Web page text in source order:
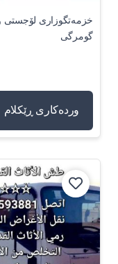
خزمەتگوزاری لۆجستی
گومرگی
وردەکاری ڕێکلام